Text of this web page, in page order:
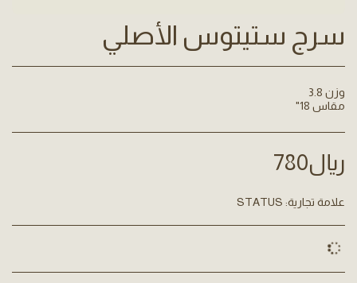
سرج ستيتوس الأصلي
مقاس 18"
﷼780
علامة تجارية: STATUS